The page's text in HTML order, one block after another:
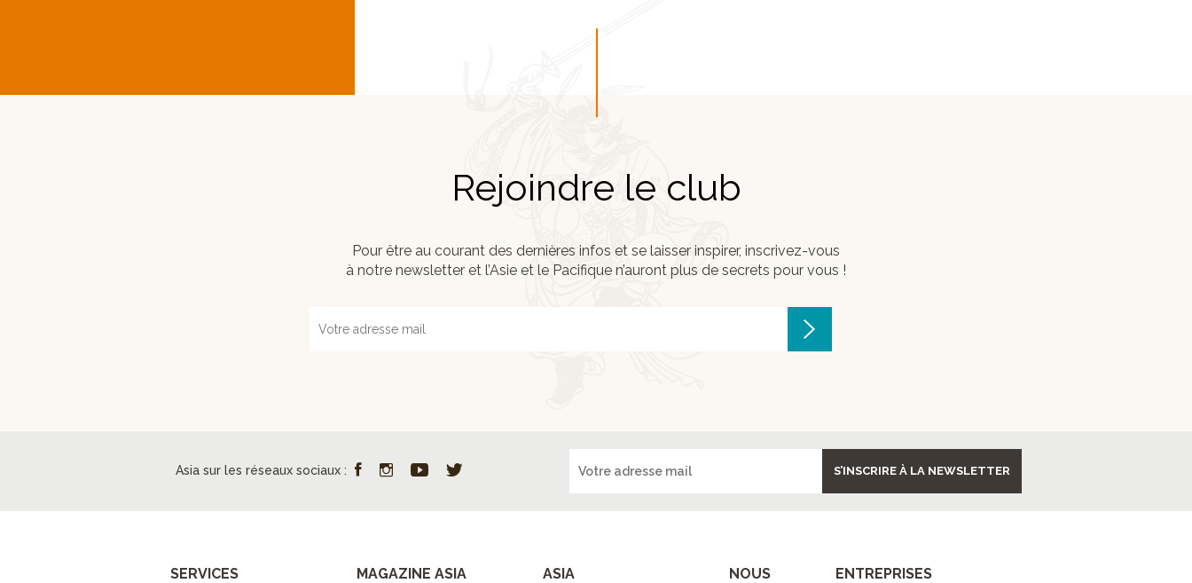
Rejoindre le club
Pour être au courant des dernières infos et se laisser inspirer, inscrivez-vous
à notre newsletter et l’Asie et le Pacifique n’auront plus de secrets pour vous !
Asia sur les réseaux sociaux : S’INSCRIRE À LA NEWSLETTER
SERVICES MAGAZINE ASIA ASIA
NOUS
ENTREPRISES